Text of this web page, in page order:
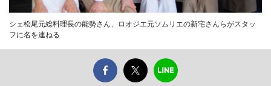
シェ松尾元総料理長の能勢さん、ロオジエ元ソムリエの新宅さんらがスタッ
フに名を連ねる